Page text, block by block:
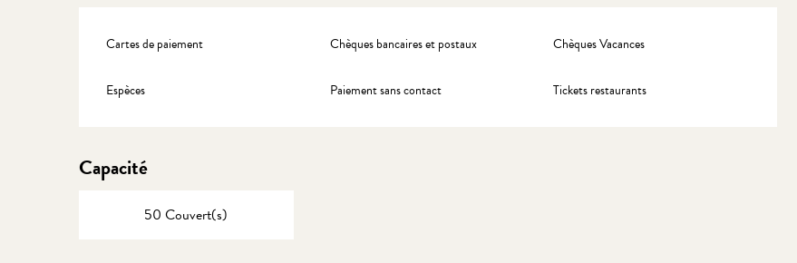
Cartes de paiement Chèques bancaires et postaux Chèques Vacances
Espèces Paiement sans contact Tickets restaurants
Capacité
50 Couvert(s)